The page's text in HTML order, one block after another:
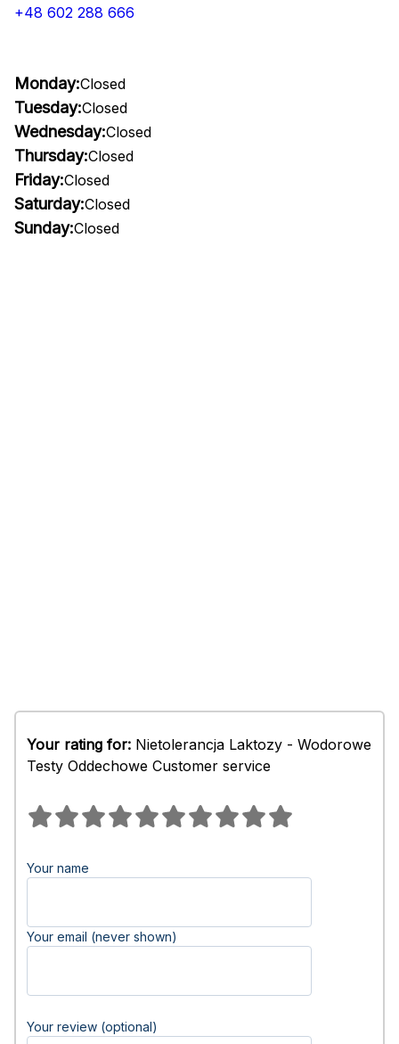
+48 602 288 666
Monday:Closed
Tuesday:Closed
Wednesday:Closed
Thursday:Closed
Friday:Closed
Saturday:Closed
Sunday:Closed
Your rating for: Nietolerancja Laktozy - Wodorowe
Testy Oddechowe Customer service
Your name
Your email (never shown)
Your review (optional)